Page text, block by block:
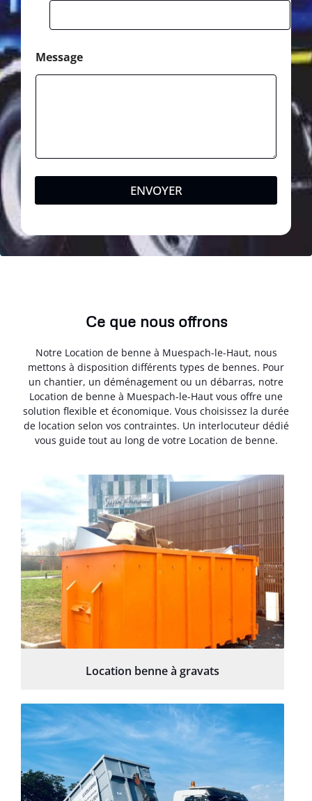
Message
ENVOYER
Ce que nous offrons
Notre Location de benne à Muespach-le-Haut, nous
mettons à disposition différents types de bennes. Pour
un chantier, un déménagement ou un débarras, notre
Location de benne à Muespach-le-Haut vous offre une
solution flexible et économique. Vous choisissez la durée
de location selon vos contraintes. Un interlocuteur dédié
vous guide tout au long de votre Location de benne.
Location benne à gravats